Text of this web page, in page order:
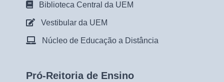
Biblioteca Central da UEM
Vestibular da UEM
Núcleo de Educação a Distância
Pró-Reitoria de Ensino